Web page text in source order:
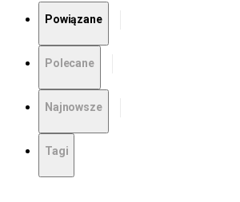
Powiązane
Polecane
Najnowsze
Tagi